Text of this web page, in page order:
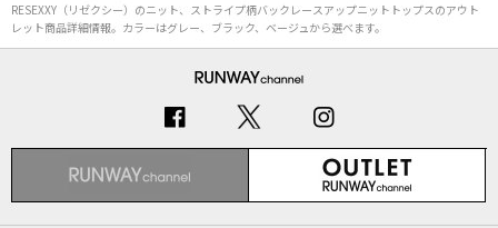
RESEXXY（リゼクシー）のニット、ストライプ柄バックレースアップニットトップスのアウト
レット商品詳細情報。カラーはグレー、ブラック、ベージュから選べます。